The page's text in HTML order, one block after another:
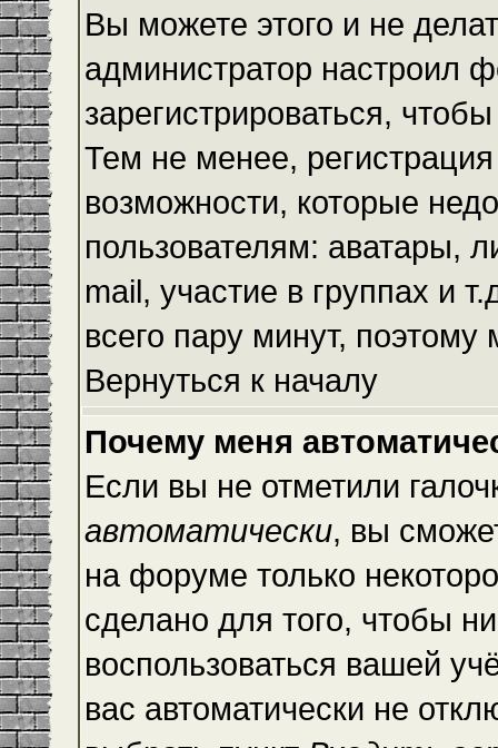
Вы можете этого и не
администратор настроил
зарегистрироваться,
Тем не менее,
возможности, которые
пользователям: аватары,
mail, участие в группах и
всего пару минут,
Вернуться к началу
Почему меня
Если вы не отметили
автоматически, вы
на форуме только
сделано для того, чтобы
воспользоваться вашей
вас автоматически не